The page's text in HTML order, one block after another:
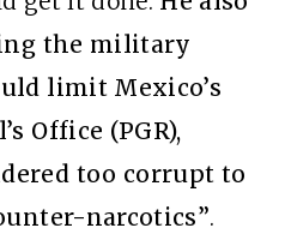
the military
limit Mexico’s
Office (PGR),
too corrupt to
narcotics”.